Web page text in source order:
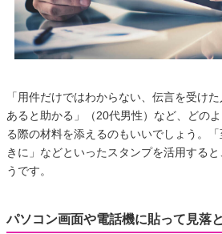
「用件だけではわからない、伝言を受け
あると助かる」（20代男性）など、どの
る際の材料を添えるのもいいでしょう。
きに」などといったスタンプを活用する
うです。
パソコン画面や電話機に貼って見落